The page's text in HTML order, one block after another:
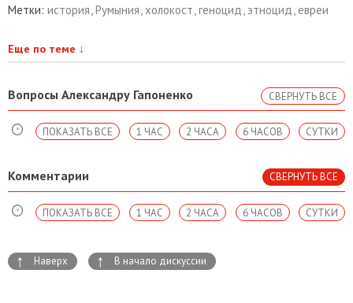
Метки: история,Румыния,холокост,геноцид,этноцид, евреи
Еще по теме ↓
Вопросы Александру Гапоненко СВЕРНУТЬ ВСЕ
СУТКИ
6 ЧАСОВ
2 ЧАСА
1 ЧАС
ПОКАЗАТЬ ВСЕ
Комментарии СВЕРНУТЬ ВСЕ
СУТКИ
6 ЧАСОВ
2 ЧАСА
1 ЧАС
ПОКАЗАТЬ ВСЕ
↑ Наверх ↑ В начало дискуссии